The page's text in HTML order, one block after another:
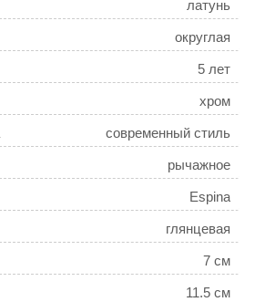
латунь
округлая
5 лет
хром
современный стиль
рычажное
Espina
глянцевая
7 см
11.5 см